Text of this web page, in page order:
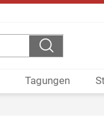
Tagungen